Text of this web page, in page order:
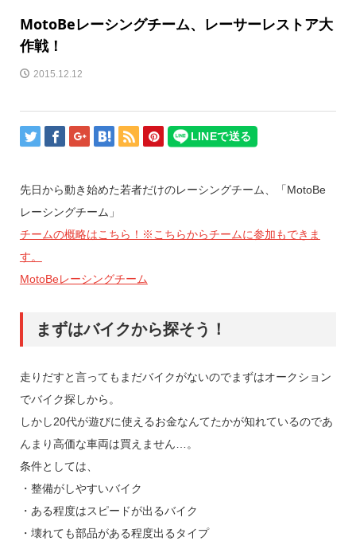
MotoBeレーシングチーム、レーサーレストア大
作戦！
2015.12.12
先日から動き始めた若者だけのレーシングチーム、「MotoBe
レーシングチーム」
チームの概略はこちら！※こちらからチームに参加もできま
す。
MotoBeレーシングチーム
まずはバイクから探そう！
走りだすと言ってもまだバイクがないのでまずはオークション
でバイク探しから。
しかし20代が遊びに使えるお金なんてたかが知れているのであ
んまり高価な車両は買えません…。
条件としては、
・整備がしやすいバイク
・ある程度はスピードが出るバイク
・壊れても部品がある程度出るタイプ